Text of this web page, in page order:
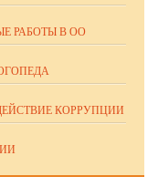
РАБОТЫ В ОО
КОРРУПЦИИ